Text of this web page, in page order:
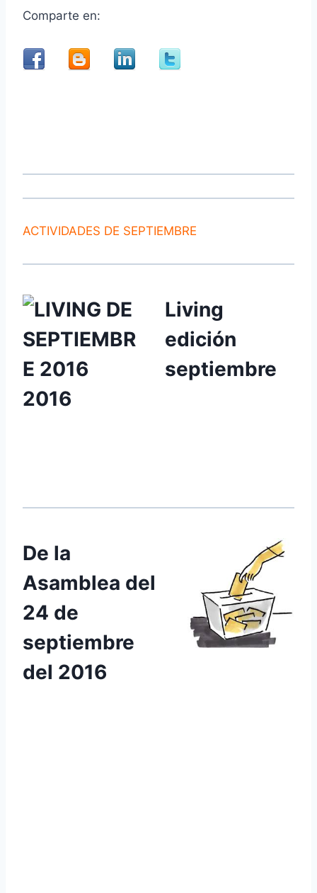
Comparte en:
ACTIVIDADES DE SEPTIEMBRE
Living
edición
septiembre
2016
De la
Asamblea del
24 de
septiembre
del 2016